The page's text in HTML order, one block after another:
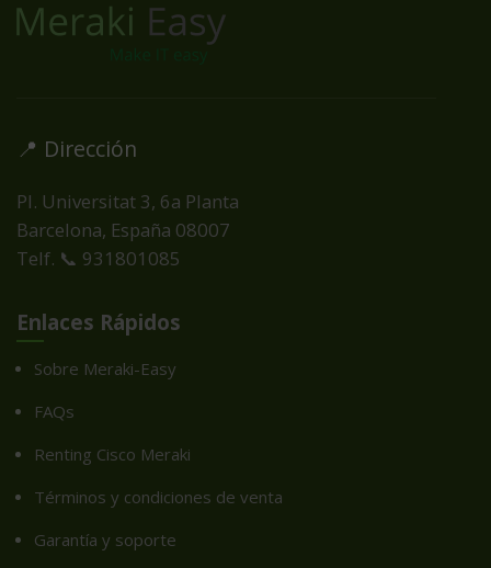
📍 Dirección
Pl. Universitat 3, 6a Planta
Barcelona, España 08007
Telf. 📞 931801085
Enlaces Rápidos
Sobre Meraki-Easy
FAQs
Renting Cisco Meraki
Términos y condiciones de venta
Garantía y soporte